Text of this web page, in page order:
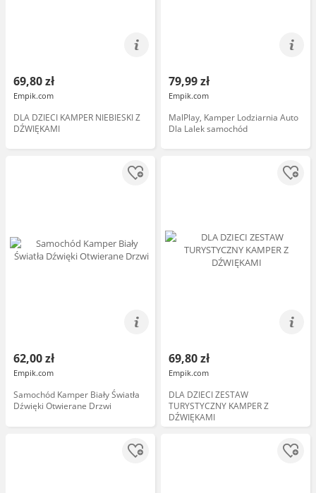
69,80 zł
Empik.com
DLA DZIECI KAMPER NIEBIESKI Z
DŹWIĘKAMI
79,99 zł
Empik.com
MalPlay, Kamper Lodziarnia Auto
Dla Lalek samochód
62,00 zł
Empik.com
Samochód Kamper Biały Światła
Dźwięki Otwierane Drzwi
69,80 zł
Empik.com
DLA DZIECI ZESTAW
TURYSTYCZNY KAMPER Z
DŹWIĘKAMI